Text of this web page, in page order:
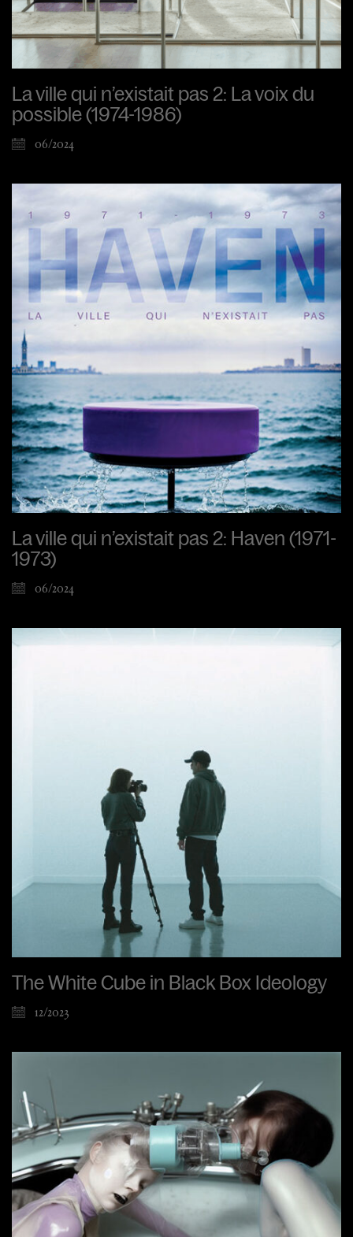
La ville qui n’existait pas 2: La voix du
possible (1974-1986)
06/2024
La ville qui n’existait pas 2: Haven (1971-
1973)
06/2024
The White Cube in Black Box Ideology
12/2023